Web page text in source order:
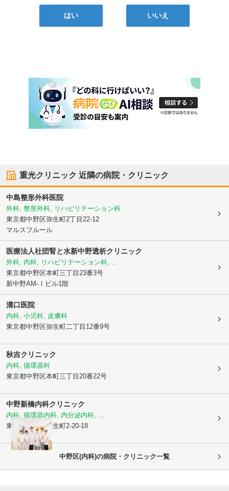
はい いいえ
重光クリニック 近隣の病院・クリニック
中島整形外科医院
外科, 整形外科, リハビリテーション科
東京都中野区弥生町2丁目22-12
マルスフルール
医療法人社団腎と水新中野透析クリニック
外科, 内科, リハビリテーション科, ...
東京都中野区本町三丁目23番3号
新中野AM-Ⅰビル1階
溝口医院
内科, 小児科, 皮膚科
東京都中野区弥生町二丁目12番9号
秋吉クリニック
内科, 循環器科
東京都中野区本町三丁目20番22号
中野新橋内科クリニック
内科, 循環器内科, 内分泌内科, ...
東京都中野区弥生町2-20-18
中野区(内科)の病院・クリニック一覧